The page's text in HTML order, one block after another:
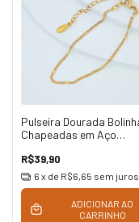
Pulseira Dourada
Chapeadas em Aço
R$39,90
6 x de R$6,65 sem juros
ADICIONAR AO
CARRINHO